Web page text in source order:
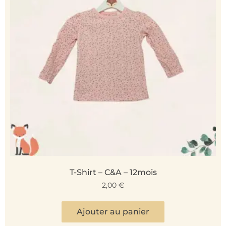
T-Shirt – C&A – 12mois
2,00 €
Ajouter au panier